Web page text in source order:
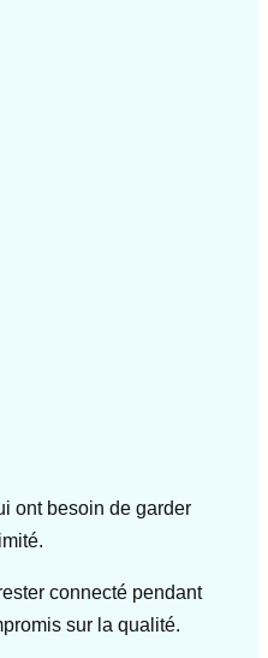
ont besoin de garder
connecté pendant
sur la qualité.